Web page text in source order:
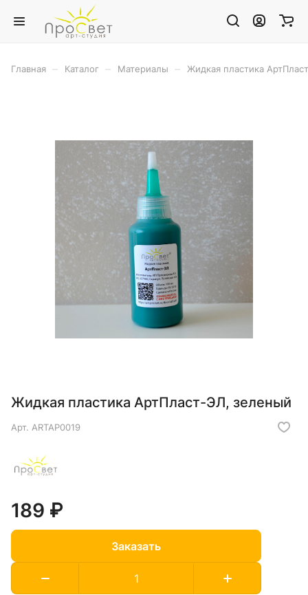
Главная Каталог Материалы Жидкая пластика
Жидкая пластика АртПласт-ЭЛ, зеленый
Арт. ARTAP0019
189 ₽
Заказать